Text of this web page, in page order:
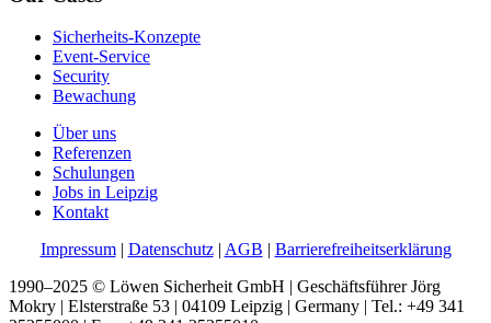
Sicherheits-Konzepte
Event-Service
Security
Bewachung
Über uns
Referenzen
Schulungen
Jobs in Leipzig
Kontakt
Impressum| Datenschutz| AGB | Barrierefreiheitserklärung
1990–2025 © Löwen Sicherheit GmbH | Geschäftsführer Jörg
Mokry | Elsterstraße 53 | 04109 Leipzig | Germany | Tel.: +49 341